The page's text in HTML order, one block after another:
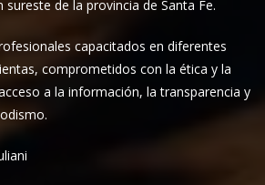
de la provincia de Santa Fe.
capacitados en diferentes
comprometidos con la ética y la
a la información, la transparencia y